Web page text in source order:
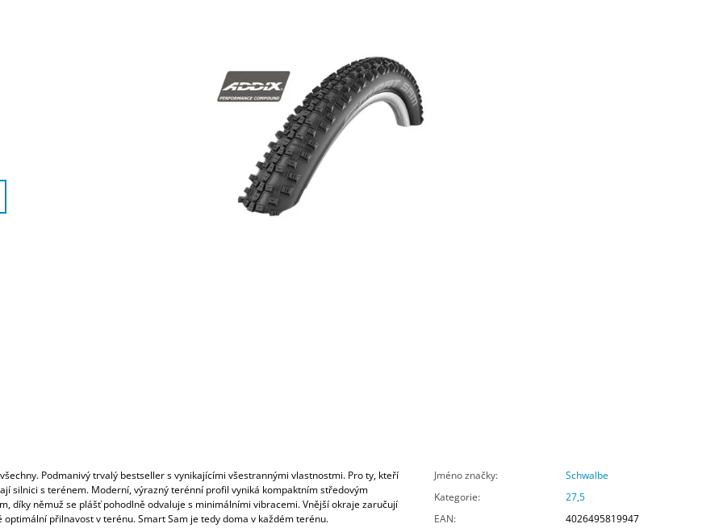
všechny. Podmanivý trvalý bestseller s vynikajícími všestrannými vlastnostmi. Pro ty, kteří
silnici s terénem. Moderní, výrazný terénní profil vyniká kompaktním středovým
díky němuž se plášť pohodlně odvaluje s minimálními vibracemi. Vnější okraje zaručují
optimální přilnavost v terénu. Smart Sam je tedy doma v každém terénu.
Jméno značky:
Schwalbe
Kategorie:
27,5
EAN:
4026495819947